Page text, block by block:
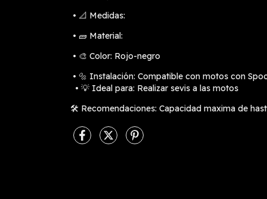
• 📐 Medidas:
• 🧱 Material:
• 🎨 Color: Rojo-negro
• 🔩 Instalación: Compatible con motos con
• 💡 Ideal para: Realizar sevis a las motos
🛠️ Recomendaciones: Capacidad maxima de